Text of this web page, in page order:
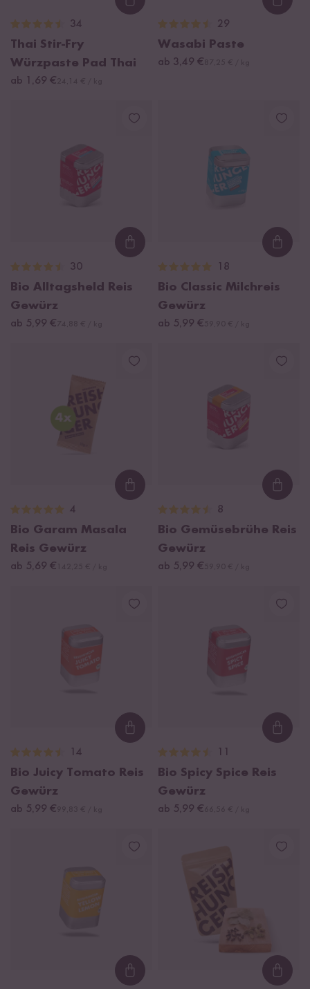
Loading...
34
Thai Stir-Fry
Würzpaste Pad Thai
ab 1,69 €
29
Wasabi Paste
ab 3,49 €
Loading...
30
Bio Alltagsheld Reis
Gewürz
ab 5,99 €
18
Bio Classic Milchreis
Gewürz
ab 5,99 €
Loading...
4
Bio Garam Masala
Reis Gewürz
ab 5,69 €
8
Bio Gemüsebrühe Reis
Gewürz
ab 5,99 €
Loading...
14
Bio Juicy Tomato Reis
Gewürz
ab 5,99 €
Bio Spicy Spice Reis
Gewürz
ab 5,99 €
Loading...